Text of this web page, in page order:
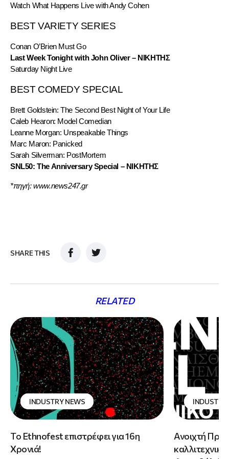
Watch What Happens Live with Andy Cohen
BEST VARIETY SERIES
Conan O’Brien Must Go
Last Week Tonight with John Oliver – ΝΙΚΗΤΗΣ
Saturday Night Live
BEST COMEDY SPECIAL
Brett Goldstein: The Second Best Night of Your Life
Caleb Hearon: Model Comedian
Leanne Morgan: Unspeakable Things
Marc Maron: Panicked
Sarah Silverman: PostMortem
SNL50: The Anniversary Special – ΝΙΚΗΤΗΣ
*πηγή: www.news247.gr
SHARE THIS
RELATED
INDUSTRY NEWS
Το Ethnofest επιστρέφει για 16η
Χρονιά!
INDUSTRY
Ανοιχτή